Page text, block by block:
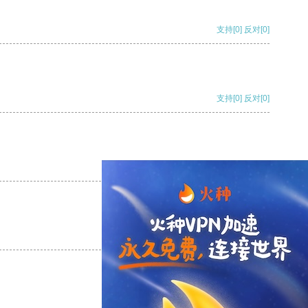
支持[0] 反对[0]
支持[0] 反对[0]
支持 [0] 反对 [0]
支持